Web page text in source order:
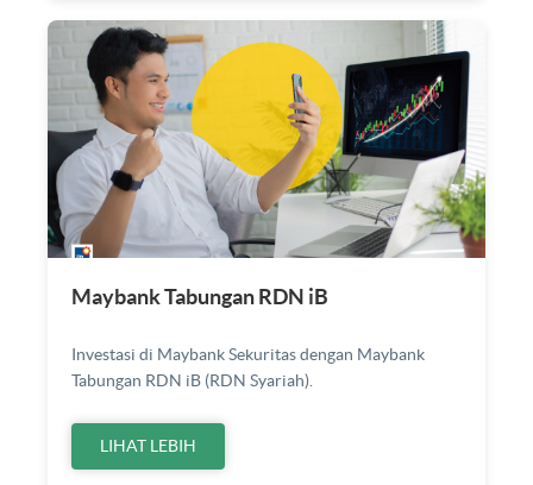
Maybank Tabungan RDN iB
Investasi di Maybank Sekuritas dengan Maybank
Tabungan RDN iB (RDN Syariah).
LIHAT LEBIH